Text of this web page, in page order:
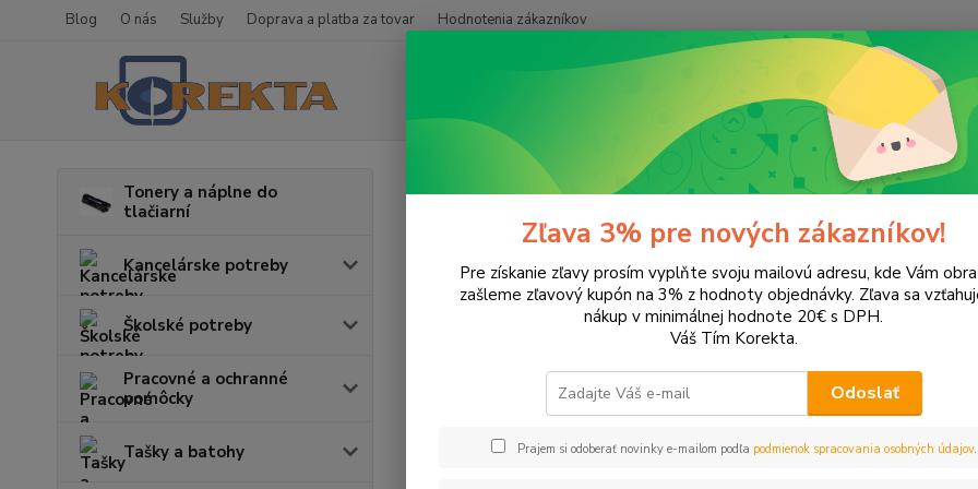
Blog O nás Služby Doprava a platba za tovar Hodnotenia zákazníkov
Tonery a náplne do
tlačiarní
Kancelárske potreby
Školské potreby
Pracovné a ochranné
pomôcky
Tašky a batohy
Tonery a náplne do tlačiarní EPSON Aculaser M2400
Aculaser M2400
Upresniť parametre
EUR Od
Zľava 3% pre nových zákazníkov!
Pre získanie zľavy prosím vyplňte svoju mailovú adresu, kde Vám
zašleme zľavový kupón na 3% z hodnoty objednávky. Zľava sa
nákup v minimálnej hodnote 20€ s DPH.
Váš Tím Korekta.
Odoslať
Prajem si odoberať novinky e-mailom podľa podmienok spracovania osobných údajov.